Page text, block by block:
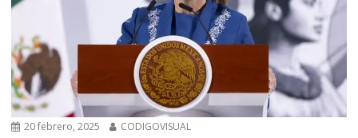
20 febrero, 2025 CODIGOVISUAL